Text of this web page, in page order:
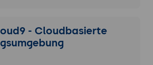
- Cloudbasierte